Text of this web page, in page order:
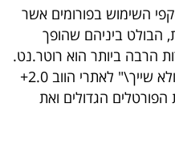
השימוש בפורומים אשר
הבולט ביניהם שהופך
הרבה ביותר הוא רוטר.נט.
האתר שנראה לרובנו כ\"מיושן ולא שייך\" לאתרי הווב 2.0+
הגדולים ואת